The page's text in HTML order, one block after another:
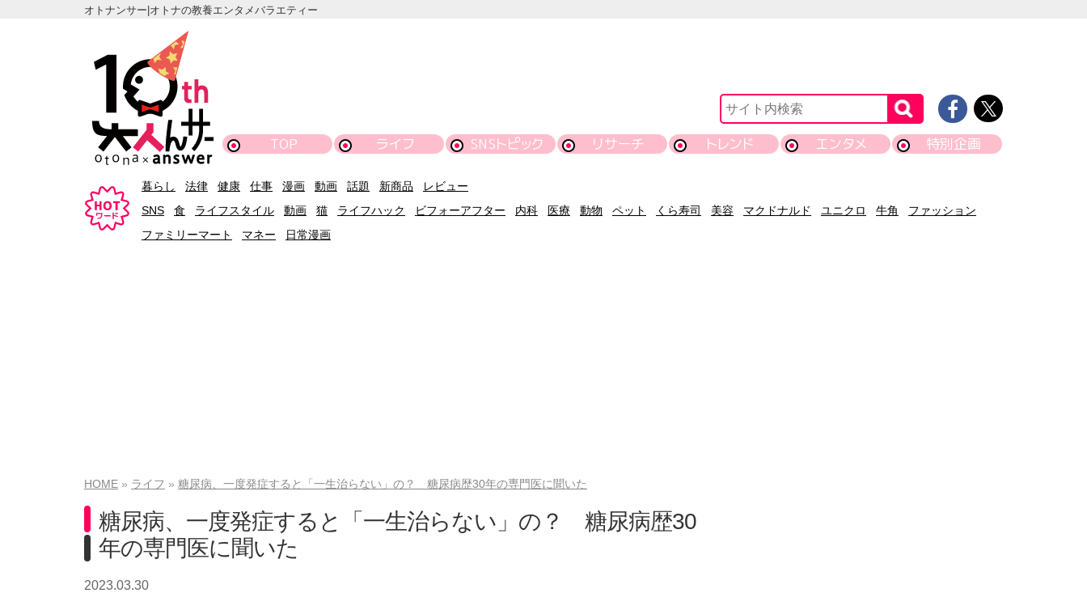
オトナンサー|オトナの教養エンタメバラエティー
TOP ライフ SNSトピック リサーチ トレンド エンタメ 特別企画
暮らし 法律 健康 仕事 漫画 動画 話題 新商品
レビュー
SNS
食 ライフスタイル 動画 猫 ライフハック ビフォーアフター 内科 医療 動物 ペット くら寿司 美容 マクドナルド ユニクロ 牛角
ファッション
ファミリーマート
マネー 日常漫画
HOME ライフ 糖尿病、一度発症すると「一生治らない」の？ 糖尿病歴30年の専門医に聞いた
糖尿病、一度発症すると「一生治らない」の？ 糖尿病歴30
年の専門医に聞いた
2023.03.30